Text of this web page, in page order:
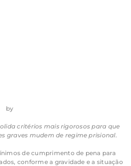
by
critérios mais rigorosos para que
graves mudem de regime prisional.
de cumprimento de pena para
conforme a gravidade e a situação